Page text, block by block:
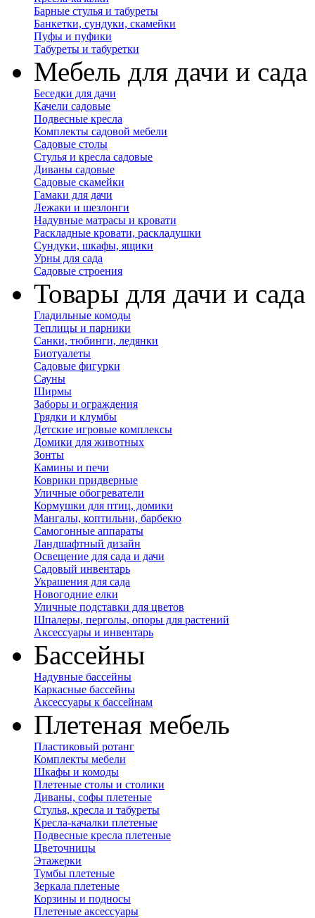
Барные стулья и табуреты
Банкетки, сундуки, скамейки
Пуфы и пуфики
Табуреты и табуретки
Мебель для дачи и сада
Беседки для дачи
Качели садовые
Подвесные кресла
Комплекты садовой мебели
Садовые столы
Стулья и кресла садовые
Диваны садовые
Садовые скамейки
Гамаки для дачи
Лежаки и шезлонги
Надувные матрасы и кровати
Раскладные кровати, раскладушки
Сундуки, шкафы, ящики
Урны для сада
Садовые строения
Товары для дачи и сада
Гладильные комоды
Теплицы и парники
Санки, тюбинги, ледянки
Биотуалеты
Садовые фигурки
Сауны
Ширмы
Заборы и ограждения
Грядки и клумбы
Детские игровые комплексы
Домики для животных
Зонты
Камины и печи
Коврики придверные
Уличные обогреватели
Кормушки для птиц, домики
Мангалы, коптильни, барбекю
Самогонные аппараты
Ландшафтный дизайн
Освещение для сада и дачи
Садовый инвентарь
Украшения для сада
Новогодние елки
Уличные подставки для цветов
Шпалеры, перголы, опоры для растений
Аксессуары и инвентарь
Бассейны
Надувные бассейны
Каркасные бассейны
Аксессуары к бассейнам
Плетеная мебель
Пластиковый ротанг
Комплекты мебели
Шкафы и комоды
Плетеные столы и столики
Диваны, софы плетеные
Стулья, кресла и табуреты
Кресла-качалки плетеные
Подвесные кресла плетеные
Цветочницы
Этажерки
Тумбы плетеные
Зеркала плетеные
Корзины и подносы
Плетеные аксессуары